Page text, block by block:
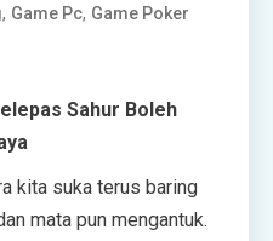
, Game Pc, Game Poker
Sahur Boleh
kita suka terus baring
mata pun mengantuk.